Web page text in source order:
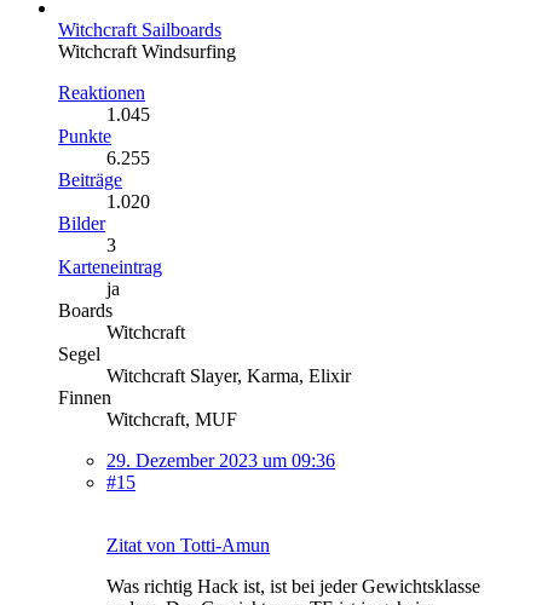
Witchcraft Sailboards
​Witchcraft Windsurfing
Reaktionen
1.045
Punkte
6.255
Beiträge
1.020
Bilder
3
Karteneintrag
ja
Boards
Witchcraft
Segel
Witchcraft Slayer, Karma, Elixir
Finnen
Witchcraft, MUF
29. Dezember 2023 um 09:36
#15
Zitat von Totti-Amun
Was richtig Hack ist, ist bei jeder Gewichtsklasse